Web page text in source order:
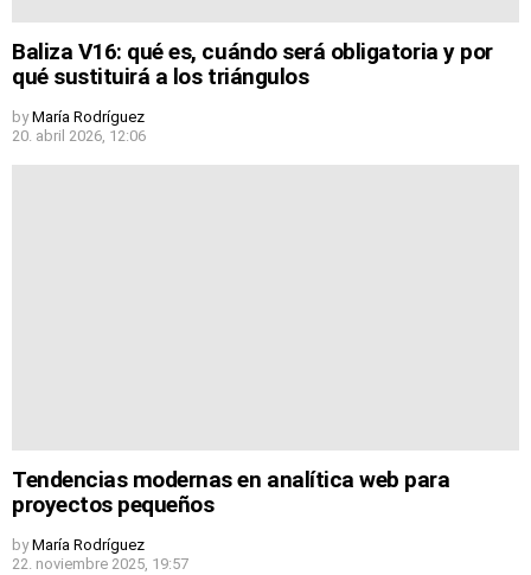
Baliza V16: qué es, cuándo será obligatoria y por
qué sustituirá a los triángulos
by María Rodríguez
20. abril 2026, 12:06
Tendencias modernas en analítica web para
proyectos pequeños
by María Rodríguez
22. noviembre 2025, 19:57